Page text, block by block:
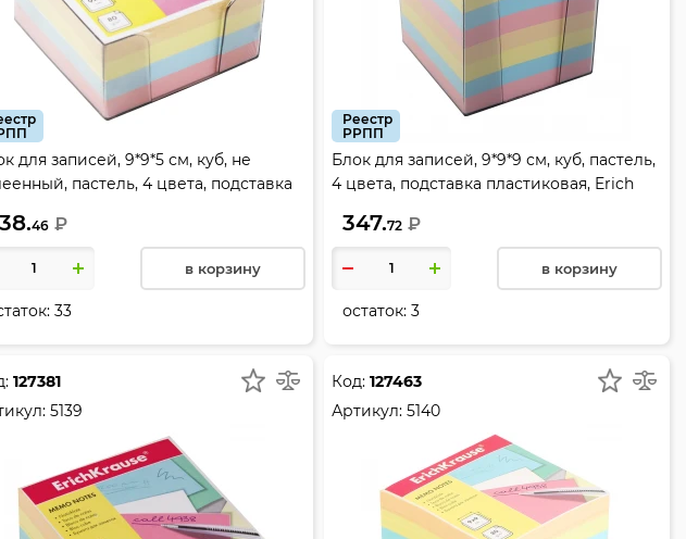
для записей, 9*9*5 см, куб, не
пастель, 4 цвета, подставка
46 ₽
в корзину
33
Реестр
РРПП
Блок для записей, 9*9*9 см, куб, пастель,
4 цвета, подставка пластиковая, Erich
347.72 ₽
в корзину
остаток: 3
127381
5139
Код: 127463
Артикул: 5140